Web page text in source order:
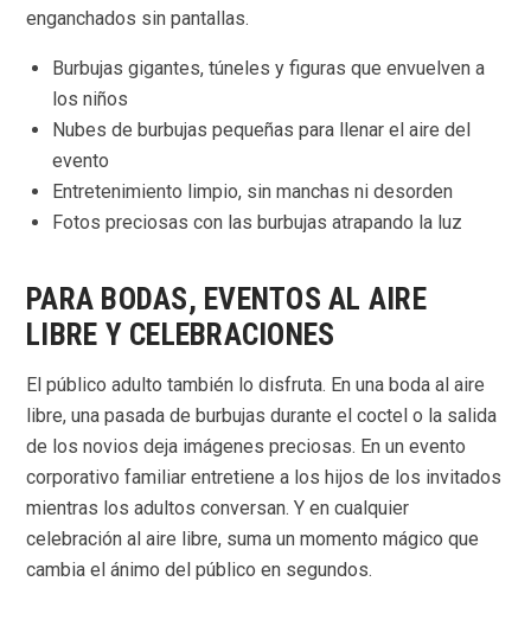
enganchados sin pantallas.
Burbujas gigantes, túneles y figuras que envuelven a
los niños
Nubes de burbujas pequeñas para llenar el aire del
evento
Entretenimiento limpio, sin manchas ni desorden
Fotos preciosas con las burbujas atrapando la luz
PARA BODAS, EVENTOS AL AIRE
LIBRE Y CELEBRACIONES
El público adulto también lo disfruta. En una boda al aire
libre, una pasada de burbujas durante el coctel o la salida
de los novios deja imágenes preciosas. En un evento
corporativo familiar entretiene a los hijos de los invitados
mientras los adultos conversan. Y en cualquier
celebración al aire libre, suma un momento mágico que
cambia el ánimo del público en segundos.